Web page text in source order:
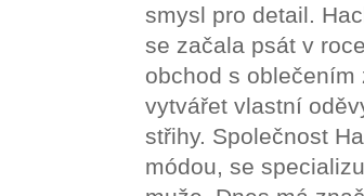
smysl pro detail.
se začala psát v
obchod s oblečením
vytvářet vlastní
střihy. Společnost
módou, se